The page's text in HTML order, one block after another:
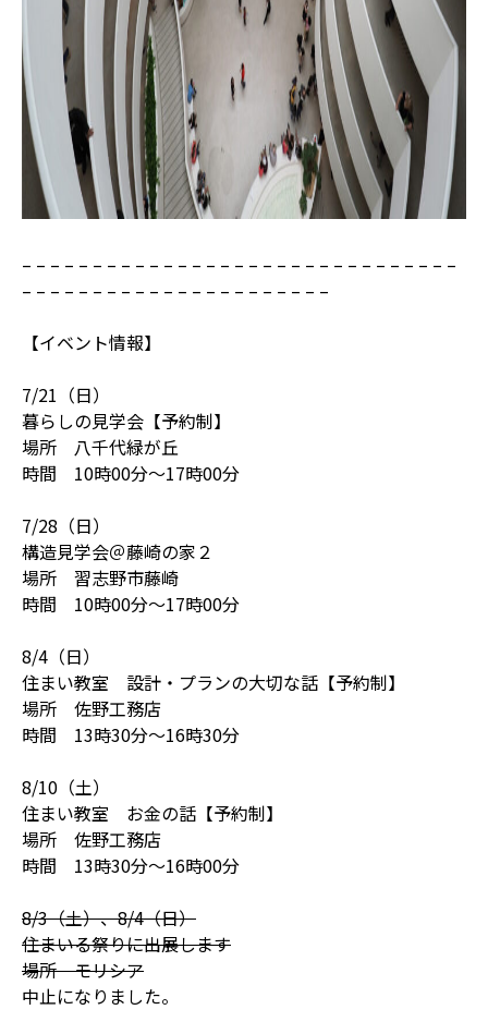
– – – – – – – – – – – – – – – – – – – – – – – – – – – – – – –
– – – – – – – – – – – – – – – – – – – – – –
【イベント情報】
7/21（日）
暮らしの見学会【予約制】
場所 八千代緑が丘
時間 10時00分～17時00分
7/28（日）
構造見学会＠藤崎の家２
場所 習志野市藤崎
時間 10時00分～17時00分
8/4（日）
住まい教室 設計・プランの大切な話【予約制】
場所 佐野工務店
時間 13時30分～16時30分
8/10（土）
住まい教室 お金の話【予約制】
場所 佐野工務店
時間 13時30分～16時00分
8/3（土）、8/4（日）
住まいる祭りに出展します
場所 モリシア
中止になりました。